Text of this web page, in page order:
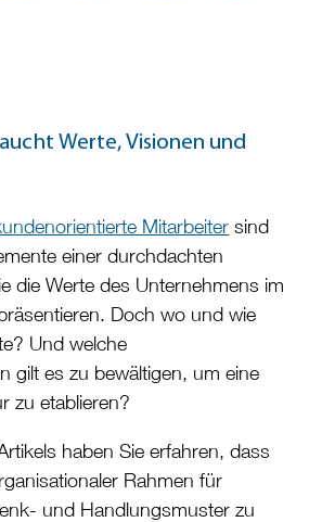
Werte, Visionen und
Mitarbeiter sind
einer durchdachten
die Werte des Unternehmens im
Doch wo und wie
Und welche
gilt es zu bewältigen, um eine
zu etablieren?
haben Sie erfahren, dass
Rahmen für
und Handlungsmuster zu